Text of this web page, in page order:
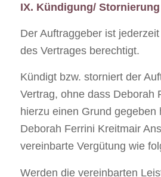
IX. Kündigung/ Stornierung
Der Auftraggeber ist
des Vertrages berechtigt.
Kündigt bzw. storniert der
Vertrag, ohne dass Deborah
hierzu einen Grund gegeben
Deborah Ferrini Kreitmair
vereinbarte Vergütung wie
Werden die vereinbarten